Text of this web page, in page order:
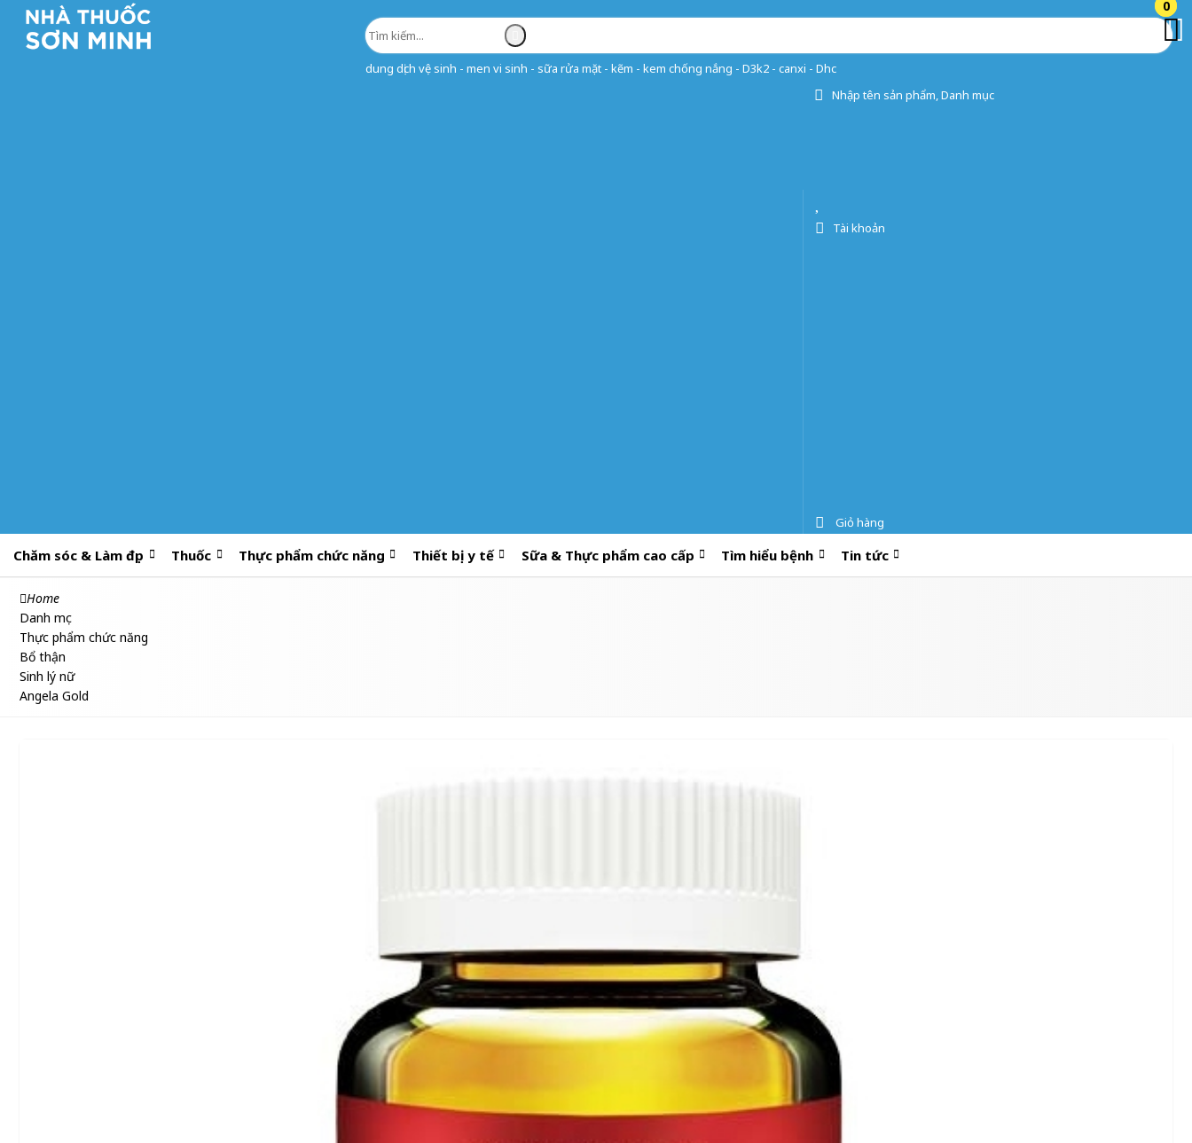
dung dịch vệ sinh - men vi sinh - sữa rửa mặt - kẽm - kem chống nắng - D3k2 - canxi - Dhc
Nhập tên sản phẩm, Danh mục
0
Tài khoản
0
Giỏ hàng
Chăm sóc & Làm đẹp Thuốc Thực phẩm chức năng Thiết bị y tế Sữa & Thực phẩm cao cấp Tìm hiểu bệnh Tin tức
Home
Danh mục
Thực phẩm chức năng
Bổ thận
Sinh lý nữ
Angela Gold